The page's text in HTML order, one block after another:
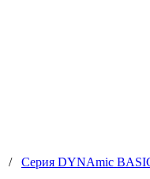
/ Серия DYNAmic